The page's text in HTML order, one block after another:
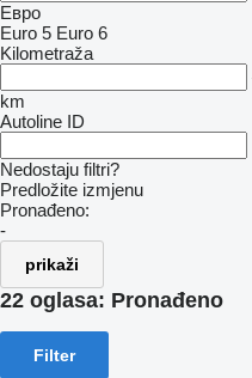
Евро
Euro 5 Euro 6
Kilometraža
km
Autoline ID
Nedostaju filtri?
Predložite izmjenu
Pronađeno:
-
prikaži
22 oglasa: Pronađeno
Filter